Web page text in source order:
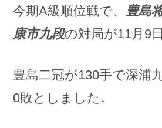
今期A級順位戦で、 豊島
康市九段の対局が11月9
豊島二冠が130手で深浦
0敗としました。